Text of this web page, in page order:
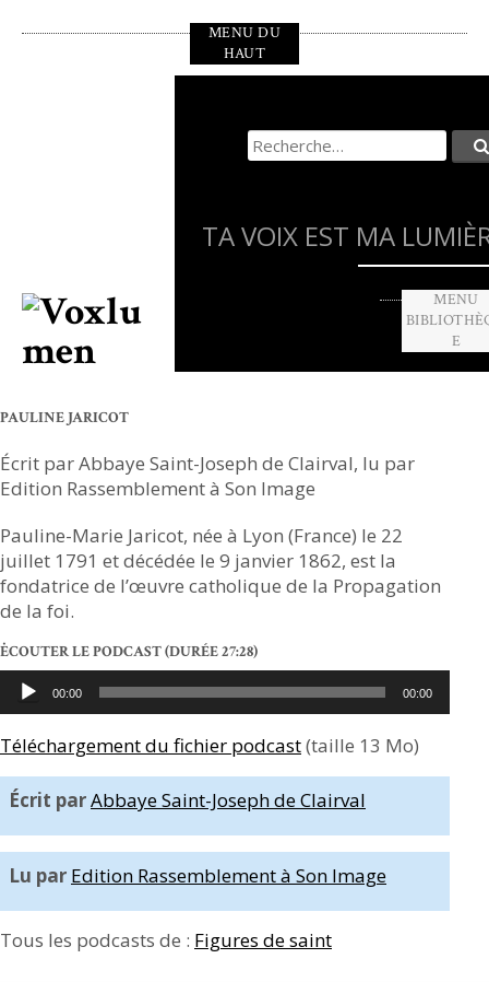
MENU DU
HAUT
Recherche
pour
TA VOIX EST MA
MENU
E
PAULINE JARICOT
Écrit par Abbaye Saint-Joseph de Clairval, lu par
Edition Rassemblement à Son Image
Pauline-Marie Jaricot, née à Lyon (France) le 22
juillet 1791 et décédée le 9 janvier 1862, est la
fondatrice de l’œuvre catholique de la Propagation
de la foi.
ĖCOUTER LE PODCAST(DURÉE 27:28)
Lecteur
audio
00:00 00:00
Téléchargement du fichier podcast(taille 13 Mo)
Écrit parAbbaye Saint-Joseph de Clairval
Lu par Edition Rassemblement à Son Image
Tous les podcasts de : Figures de saint